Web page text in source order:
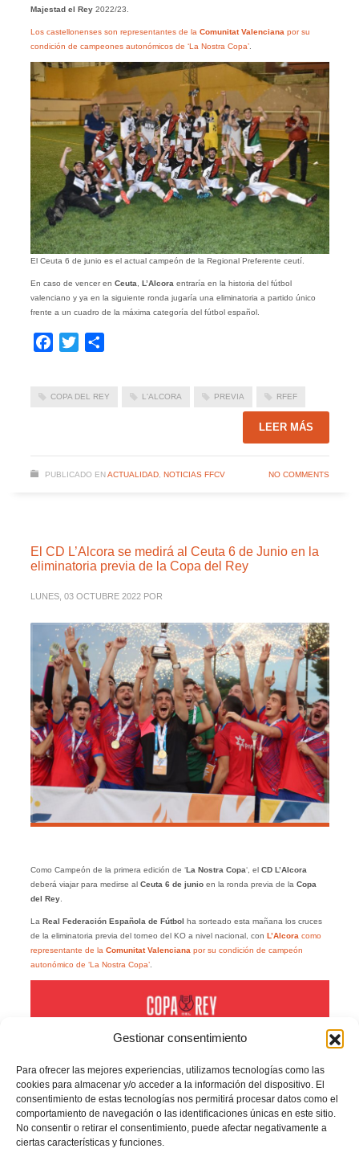
Gestionar consentimiento
Para ofrecer las mejores experiencias, utilizamos tecnologías como las
cookies para almacenar y/o acceder a la información del dispositivo. El
consentimiento de estas tecnologías nos permitirá procesar datos como el
comportamiento de navegación o las identificaciones únicas en este sitio.
No consentir o retirar el consentimiento, puede afectar negativamente a
ciertas características y funciones.
Majestad el Rey2022/23.
Los castellonenses son representantes de la Comunitat Valenciana por su
condición de campeones autonómicos de ‘La Nostra Copa’.
El Ceuta 6 de junio es el actual campeón de la Regional Preferente ceutí.
En caso de vencer en Ceuta L’Alcora entraría en la historia del fútbol
valenciano y ya en la siguiente ronda jugaría una eliminatoria a partido único
frente a un cuadro de la máxima categoría del fútbol español.
Facebook
Twitter
COPA DEL REY L'ALCORA PREVIA RFEF
LEER MÁS
PUBLICADO EN ACTUALIDAD, NOTICIAS FFCV NO COMMENTS
El CD L’Alcora se medirá al Ceuta 6 de Junio en la
eliminatoria previa de la Copa del Rey
LUNES, 03 OCTUBRE 2022 POR
Como Campeón de la primera edición de ‘La Nostra Copa‘, el CD L’Alcora
deberá viajar para medirse al Ceuta 6 de junioen la ronda previa de la Copa
del Rey.
La Real Federación Española de Fútbol ha sorteado esta mañana los cruces
de la eliminatoria previa del torneo del KO a nivel nacional, con L’Alcora como
representante de la Comunitat Valenciana por su condición de campeón
autonómico de ‘La Nostra Copa’.